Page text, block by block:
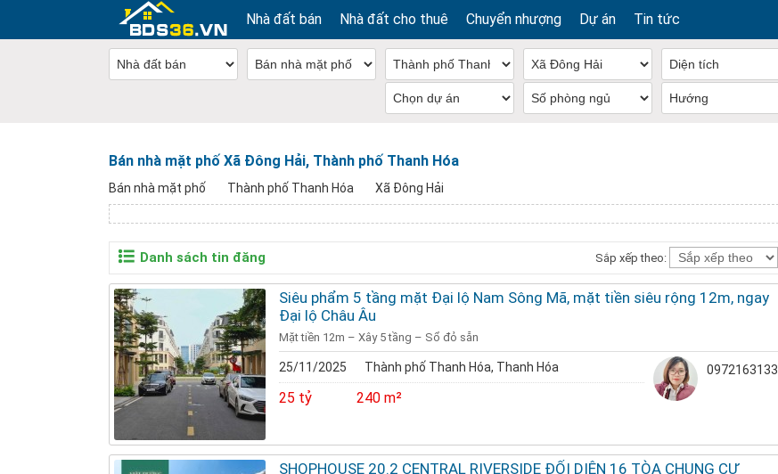
Nhà đất bán Nhà đất cho thuê Chuyển nhượng Dự án Tin tức
Bán nhà mặt phố Xã Đông Hải, Thành phố Thanh Hóa
Bán nhà mặt phố Thành phố Thanh Hóa Xã Đông Hải
Danh sách tin đăng Sắp xếp theo:
Siêu phẩm 5 tầng mặt Đại lộ Nam Sông Mã, mặt tiền siêu rộng 12m, ngay
Đại lộ Châu Âu
Mặt tiền 12m – Xây 5 tầng – Sổ đỏ sẵn
25/11/2025 Thành phố Thanh Hóa, Thanh Hóa
25 tỷ 240 m²
0972163133
SHOPHOUSE 20.2 CENTRAL RIVERSIDE ĐỐI DIỆN 16 TÒA CHUNG CƯ